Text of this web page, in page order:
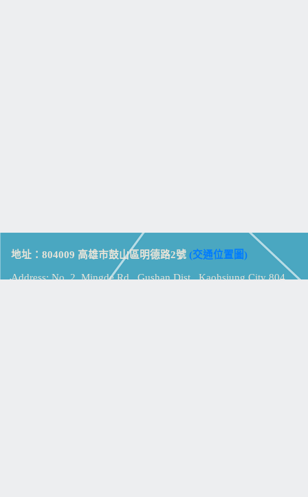
地址：804009 高雄市鼓山區明德路2號 (交通位置圖)
Address: No. 2, Mingde Rd., Gushan Dist., Kaohsiung City 804,